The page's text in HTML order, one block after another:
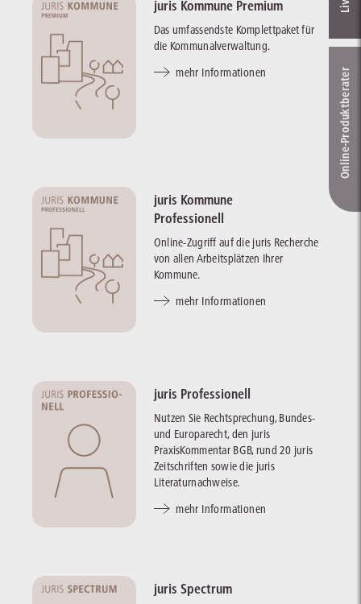
juris Kommune Premium
Das umfassendste Komplettpaket für
die Kommunalverwaltung.
mehr Informationen
juris Kommune
Professionell
Online-Zugriff auf die juris Recherche
von allen Arbeitsplätzen Ihrer
Kommune.
mehr Informationen
juris Professionell
Nutzen Sie Rechtsprechung, Bundes-
und Europarecht, den juris
PraxisKommentar BGB, rund 20 juris
Zeitschriften sowie die juris
Literaturnachweise.
mehr Informationen
juris Spectrum
Online-Produkt­berater